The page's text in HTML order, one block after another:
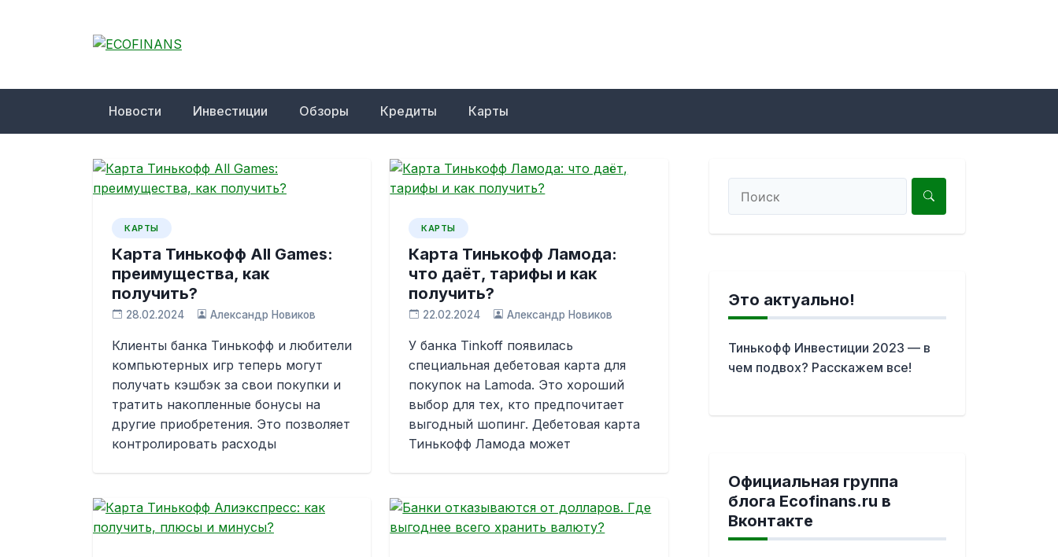
ECOFINANS
Новости Инвестиции Обзоры Кредиты Карты
КАРТЫ
Карта Тинькофф All Games:
преимущества, как
получить?
28.02.2024 Александр Новиков
Клиенты банка Тинькофф и любители
компьютерных игр теперь могут
получать кэшбэк за свои покупки и
тратить накопленные бонусы на
другие приобретения. Это позволяет
контролировать расходы
КАРТЫ
Карта Тинькофф Ламода:
что даёт, тарифы и как
получить?
22.02.2024 Александр Новиков
У банка Tinkoff появилась
специальная дебетовая карта для
покупок на Lamoda. Это хороший
выбор для тех, кто предпочитает
выгодный шопинг. Дебетовая карта
Тинькофф Ламода может
Это актуально!
Тинькофф Инвестиции 2023 — в
чем подвох? Расскажем все!
Официальная группа
блога Ecofinans.ru в
Вконтакте